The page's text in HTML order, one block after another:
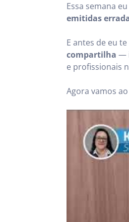
Essa semana
emitidas
E antes de eu
compartilha —
e profissionais
Agora vamos